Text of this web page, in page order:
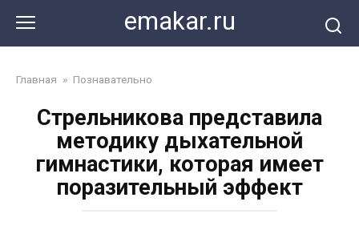
контенту
emakar.ru
Главная » Познавательно
Стрельникова представила
методику дыхательной
гимнастики, которая имеет
поразительный эффект